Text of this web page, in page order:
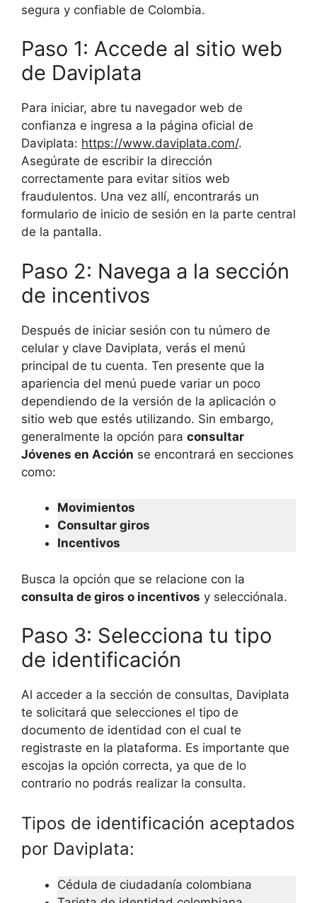
segura y confiable de Colombia.
Paso 1: Accede al sitio web
de Daviplata
Para iniciar, abre tu navegador web de
confianza e ingresa a la página oficial de
Daviplata: https://www.daviplata.com/.
Asegúrate de escribir la dirección
correctamente para evitar sitios web
fraudulentos. Una vez allí, encontrarás un
formulario de inicio de sesión en la parte central
de la pantalla.
Paso 2: Navega a la sección
de incentivos
Después de iniciar sesión con tu número de
celular y clave Daviplata, verás el menú
principal de tu cuenta. Ten presente que la
apariencia del menú puede variar un poco
dependiendo de la versión de la aplicación o
sitio web que estés utilizando. Sin embargo,
generalmente la opción para consultar
Jóvenes en Acción se encontrará en secciones
como:
Movimientos
Consultar giros
Incentivos
Busca la opción que se relacione con la
consulta de giros o incentivos y selecciónala.
Paso 3: Selecciona tu tipo
de identificación
Al acceder a la sección de consultas, Daviplata
te solicitará que selecciones el tipo de
documento de identidad con el cual te
registraste en la plataforma. Es importante que
escojas la opción correcta, ya que de lo
contrario no podrás realizar la consulta.
Tipos de identificación aceptados
por Daviplata:
Cédula de ciudadanía colombiana